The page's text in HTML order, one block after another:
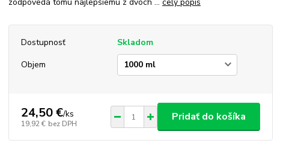
Dostupnosť
Skladom
Objem
24,50 €/ks
19,92 € bez DPH
Pridať do košíka